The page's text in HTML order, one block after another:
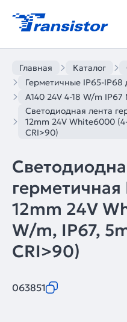
Главная Каталог
Герметичные IP65-IP68
A140 24V 4-18 W/m
Светодиодная лента
12mm 24V White6000
CRI>90)
герметичная
12mm 24V
W/m, IP67,
CRI>90)
063851